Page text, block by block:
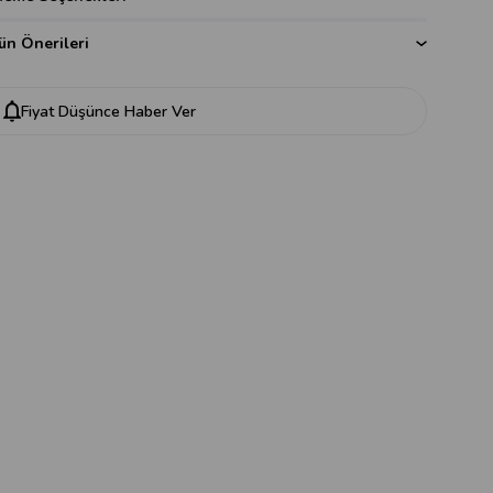
Önerileri
Fiyat Düşünce Haber Ver